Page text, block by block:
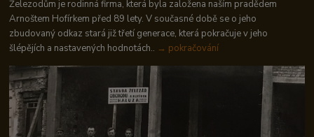
Železodům je rodinná firma, která byla založena naším pradědem
Arnoštem Hofírkem před 89 lety. V současné době se o jeho
zbudovaný odkaz stará již třetí generace, která pokračuje v jeho
šlépějích a nastavených hodnotách.. → pokračování